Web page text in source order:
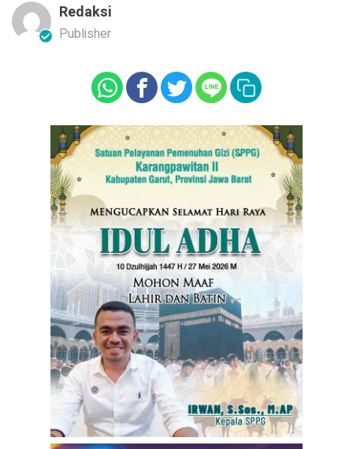
Redaksi
Publisher